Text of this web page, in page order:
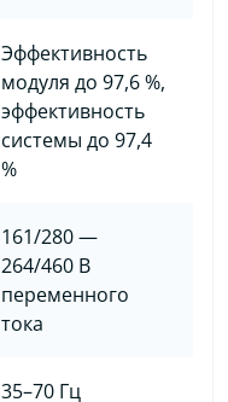
Эффективность
модуля до 97,6 %,
эффективность
системы до 97,4
%
161/280 —
264/460 В
переменного
тока
35–70 Гц